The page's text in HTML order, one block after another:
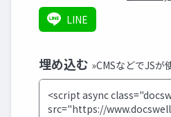
LINE
埋め込む »CMSなどでJSが